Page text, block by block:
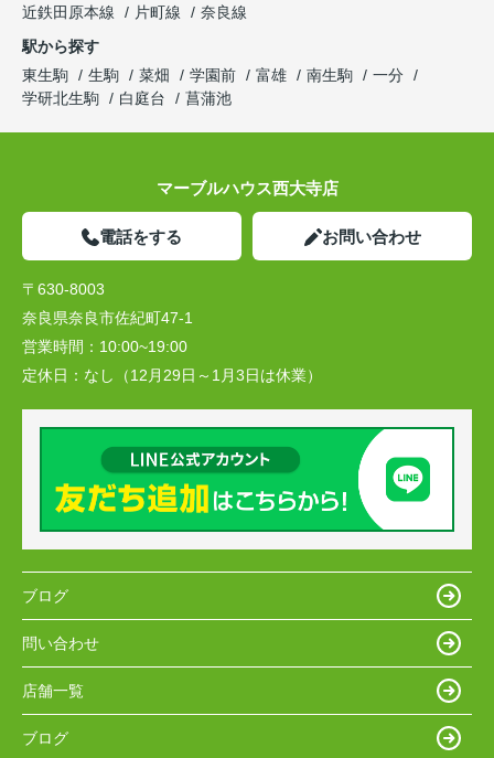
近鉄田原本線
片町線
奈良線
駅から探す
東生駒
生駒 菜畑 学園前 富雄 南生駒
一分
学研北生駒
白庭台 菖蒲池
マーブルハウス西大寺店
電話をする お問い合わせ
〒630-8003
奈良県奈良市佐紀町47-1
営業時間： 10:00~19:00
定休日： なし（12月29日～1月3日は休業）
ブログ
問い合わせ
店舗一覧
ブログ